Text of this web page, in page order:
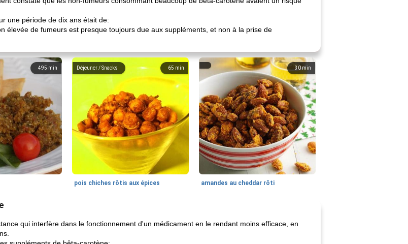
une période de dix ans était de:
élevée de fumeurs est presque toujours due aux suppléments, et non à la prise de
495 min 65 min
Déjeuner / Snacks
pois chiches rôtis aux épices
30min
amandes au cheddar rôti
qui interfère dans le fonctionnement d'un médicament en le rendant moins efficace, en